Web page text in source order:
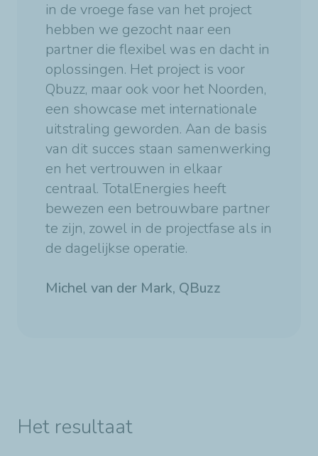
in de vroege fase van het project
hebben we gezocht naar een
partner die flexibel was en dacht in
oplossingen. Het project is voor
Qbuzz, maar ook voor het Noorden,
een showcase met internationale
uitstraling geworden. Aan de basis
van dit succes staan samenwerking
en het vertrouwen in elkaar
centraal. TotalEnergies heeft
bewezen een betrouwbare partner
te zijn, zowel in de projectfase als in
de dagelijkse operatie.
Michel van der Mark, QBuzz
Het resultaat